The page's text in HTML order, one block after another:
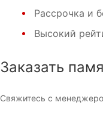
Рассрочка и
Высокий
Заказать
Свяжитесь с